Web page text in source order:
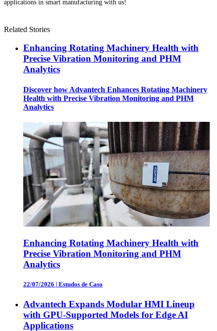
applications in smart manufacturing with us!
Related Stories
Enhancing Rotating Machinery Health with
Precise Vibration Monitoring and PHM
Analytics
Discover how Advantech Enhances Rotating Machinery
Health with Precise Vibration Monitoring and PHM
Analytics
Enhancing Rotating Machinery Health with
Precise Vibration Monitoring and PHM
Analytics
22/07/2026 | Estudos de Caso
Advantech Expands Modular HMI Lineup
with GPU-Supported Models for Edge AI
Applications